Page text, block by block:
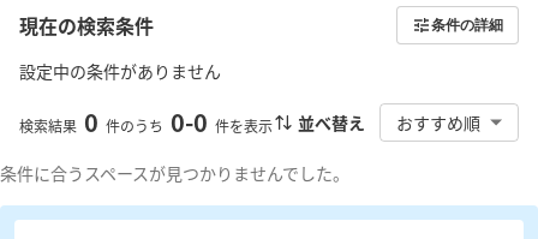
現在の検索条件 条件の詳細
設定中の条件がありません
検索結果 0 件のうち 0-0 件を表示 並べ替え おすすめ順
条件に合うスペースが見つかりませんでした。